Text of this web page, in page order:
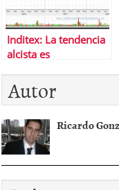
Inditex: La tendencia
alcista es
Autor
Ricardo